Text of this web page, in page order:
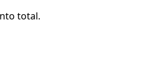
total.